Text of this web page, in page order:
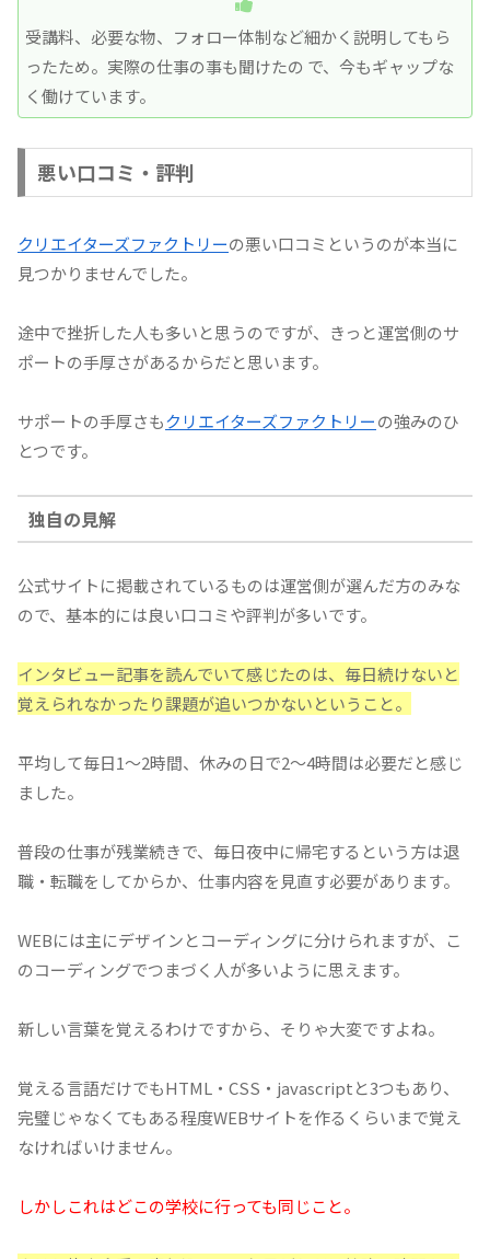
受講料、必要な物、フォロー体制など細かく説明してもら
ったため。実際の仕事の事も聞けたの で、今もギャップな
く働けています。
悪い口コミ・評判
クリエイターズファクトリーの悪い口コミというのが本当に
見つかりませんでした。
途中で挫折した人も多いと思うのですが、きっと運営側のサ
ポートの手厚さがあるからだと思います。
サポートの手厚さもクリエイターズファクトリーの強みのひ
とつです。
独自の見解
公式サイトに掲載されているものは運営側が選んだ方のみな
ので、基本的には良い口コミや評判が多いです。
インタビュー記事を読んでいて感じたのは、毎日続けないと
覚えられなかったり課題が追いつかないということ。
平均して毎日1〜2時間、休みの日で2〜4時間は必要だと感じ
ました。
普段の仕事が残業続きで、毎日夜中に帰宅するという方は退
職・転職をしてからか、仕事内容を見直す必要があります。
WEBには主にデザインとコーディングに分けられますが、こ
のコーディングでつまづく人が多いように思えます。
新しい言葉を覚えるわけですから、そりゃ大変ですよね。
覚える言語だけでもHTML・CSS・javascriptと3つもあり、
完璧じゃなくてもある程度WEBサイトを作るくらいまで覚え
なければいけません。
しかしこれはどこの学校に行っても同じこと。